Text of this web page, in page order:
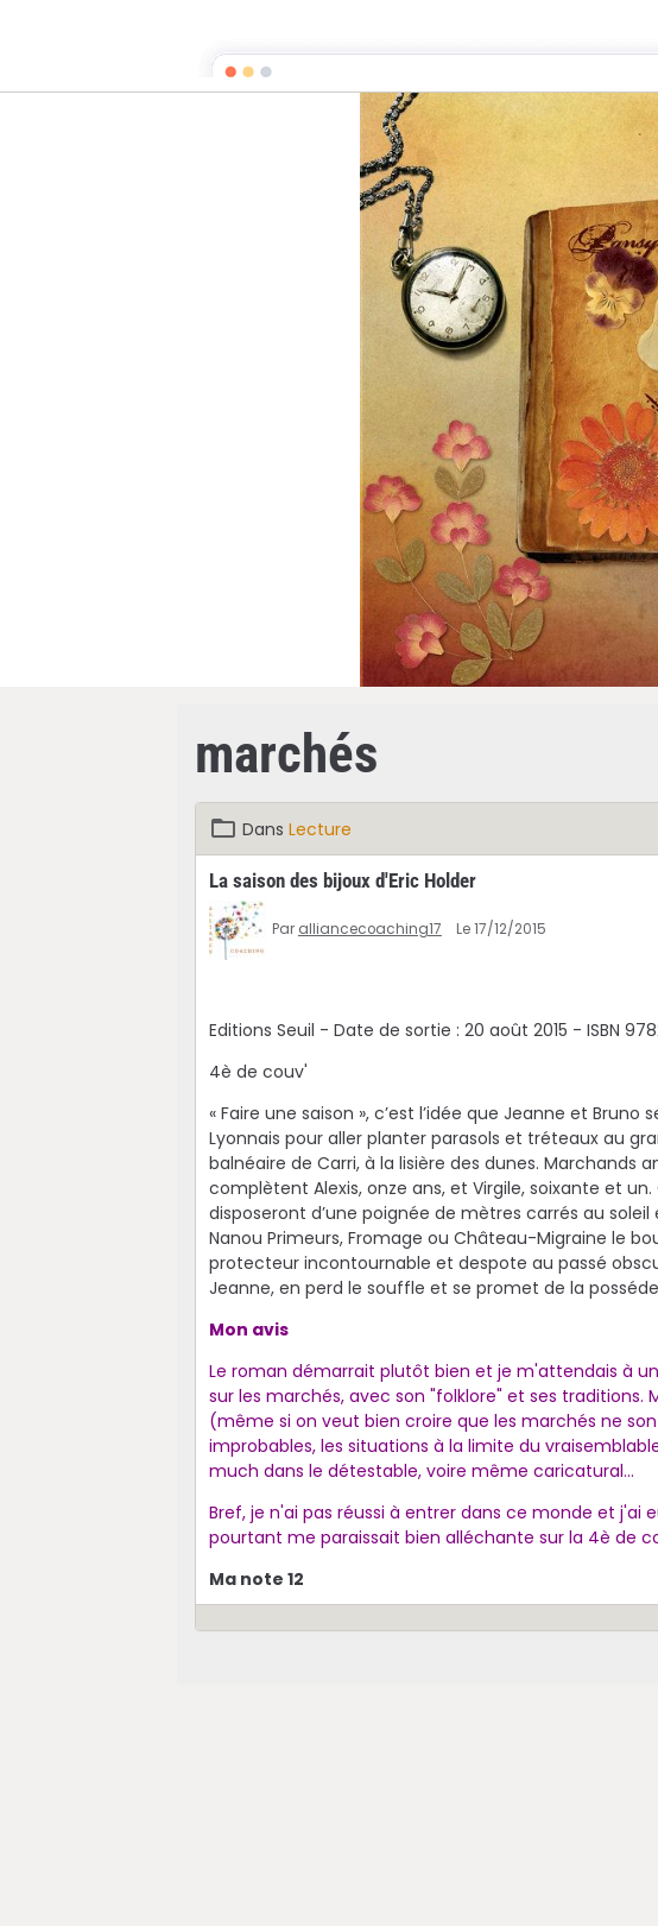
marchés
Dans Lecture
La saison des bijoux d'Eric Holder
Par alliancecoaching17 Le 17/12/2015
Editions Seuil - Date de sortie : 20 août 2015 - ISBN
4è de couv'
« Faire une saison », c’est l’idée que Jeanne et
Lyonnais pour aller planter parasols et tréteaux au
balnéaire de Carri, à la lisière des dunes.
complètent Alexis, onze ans, et Virgile, soixante et
disposeront d’une poignée de mètres carrés au
Nanou Primeurs, Fromage ou Château-Migraine le
protecteur incontournable et despote au passé
Jeanne, en perd le souffle et se promet de la
Mon avis
Le roman démarrait plutôt bien et je m'attendais à
sur les marchés, avec son "folklore" et ses
(même si on veut bien croire que les marchés ne
improbables, les situations à la limite du
much dans le détestable, voire même caricatural...
Bref, je n'ai pas réussi à entrer dans ce monde et j'ai
pourtant me paraissait bien alléchante sur la 4è de
Ma note 12